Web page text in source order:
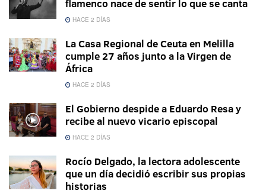
flamenco nace de sentir lo que se canta
HACE 2 DÍAS
La Casa Regional de Ceuta en Melilla
cumple 27 años junto a la Virgen de
África
HACE 2 DÍAS
El Gobierno despide a Eduardo Resa y
recibe al nuevo vicario episcopal
HACE 2 DÍAS
Rocío Delgado, la lectora adolescente
que un día decidió escribir sus propias
historias